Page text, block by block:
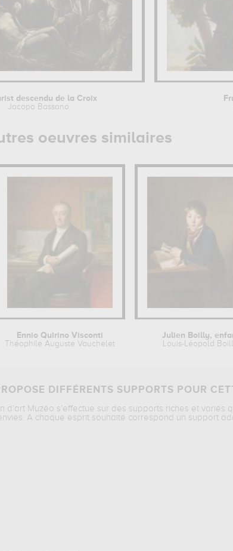
descendu de la Croix
Jacopo Bassano
oeuvres similaires
Ennio Quirino Visconti
Théophile Auguste Vauchelet
Julien Boilly,
Louis-Léopold
DIFFÉRENTS SUPPORTS POUR
d’art Muzéo s’effectue sur des supports riches et variés
A chaque esprit souhaité correspond un support